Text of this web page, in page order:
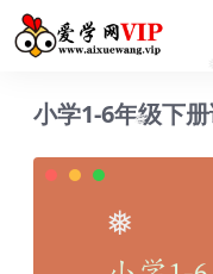
❅
小学1-6年级下册